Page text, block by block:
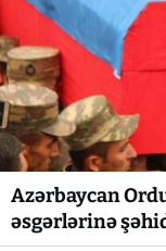
Azərbaycan
əsgərlərinə